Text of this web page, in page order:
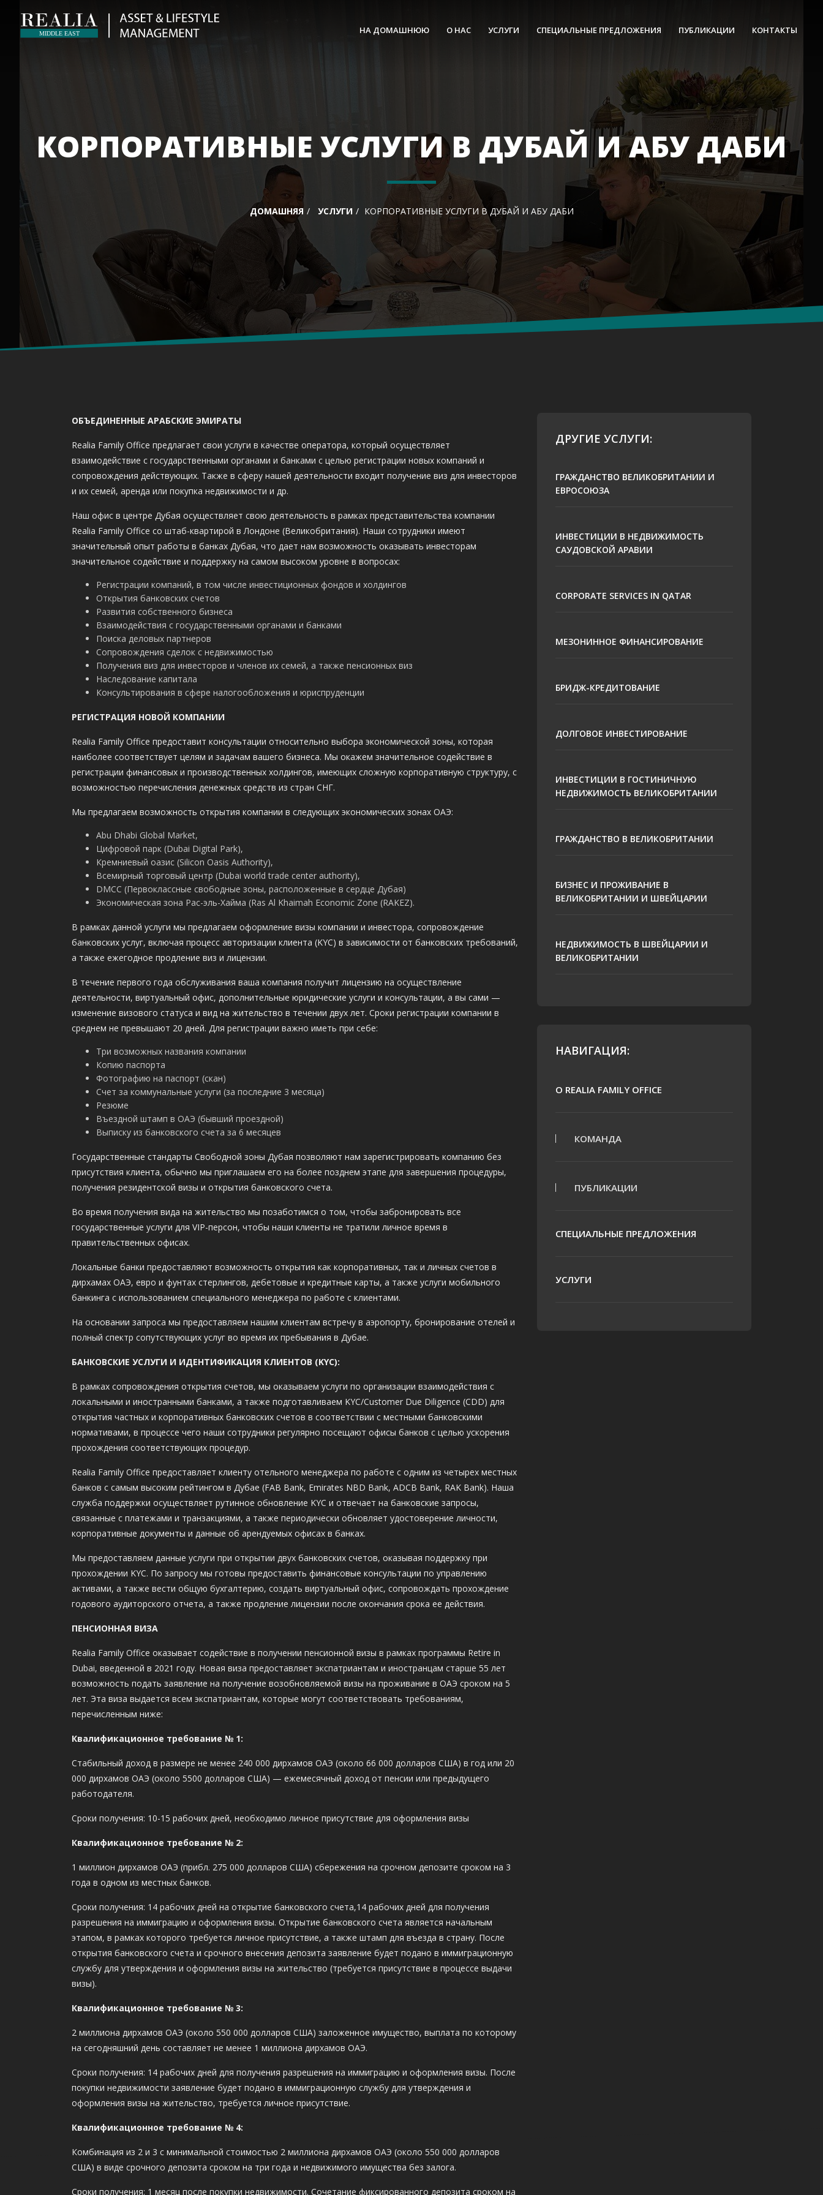
НА ДОМАШНЮЮ О НАС УСЛУГИ СПЕЦИАЛЬНЫЕ ПРЕДЛОЖЕНИЯ ПУБЛИКАЦИИ КОНТАКТЫ
КОРПОРАТИВНЫЕ УСЛУГИ В ДУБАЙ И АБУ ДАБИ
ДОМАШНЯЯ УСЛУГИ КОРПОРАТИВНЫЕ УСЛУГИ В ДУБАЙ И АБУ ДАБИ
ОБЪЕДИНЕННЫЕ АРАБСКИЕ ЭМИРАТЫ
Realia Family Office предлагает свои услуги в качестве оператора, который осуществляет
взаимодействие с государственными органами и банками с целью регистрации новых компаний и
сопровождения действующих. Также в сферу нашей деятельности входит получение виз для инвесторов
и их семей, аренда или покупка недвижимости и др.
Наш офис в центре Дубая осуществляет свою деятельность в рамках представительства компании
Realia Family Office со штаб-квартирой в Лондоне (Великобритания). Наши сотрудники имеют
значительный опыт работы в банках Дубая, что дает нам возможность оказывать инвесторам
значительное содействие и поддержку на самом высоком уровне в вопросах:
Регистрации компаний, в том числе инвестиционных фондов и холдингов
Открытия банковских счетов
Развития собственного бизнеса
Взаимодействия с государственными органами и банками
Поиска деловых партнеров
Сопровождения сделок с недвижимостью
Получения виз для инвесторов и членов их семей, а также пенсионных виз
Наследование капитала
Консультирования в сфере налогообложения и юриспруденции
РЕГИСТРАЦИЯ НОВОЙ КОМПАНИИ
Realia Family Office предоставит консультации относительно выбора экономической зоны, которая
наиболее соответствует целям и задачам вашего бизнеса. Мы окажем значительное содействие в
регистрации финансовых и производственных холдингов, имеющих сложную корпоративную структуру, с
возможностью перечисления денежных средств из стран СНГ.
Мы предлагаем возможность открытия компании в следующих экономических зонах ОАЭ:
Abu Dhabi Global Market,
Цифровой парк (Dubai Digital Park),
Кремниевый оазис (Silicon Oasis Authority),
Всемирный торговый центр (Dubai world trade center authority),
DMCC (Первоклассные свободные зоны, расположенные в сердце Дубая)
Экономическая зона Рас-эль-Хайма (Ras Al Khaimah Economic Zone (RAKEZ).
В рамках данной услуги мы предлагаем оформление визы компании и инвестора, сопровождение
банковских услуг, включая процесс авторизации клиента (KYC) в зависимости от банковских требований,
а также ежегодное продление виз и лицензии.
В течение первого года обслуживания ваша компания получит лицензию на осуществление
деятельности, виртуальный офис, дополнительные юридические услуги и консультации, а вы сами —
изменение визового статуса и вид на жительство в течении двух лет. Сроки регистрации компании в
среднем не превышают 20 дней. Для регистрации важно иметь при себе:
Три возможных названия компании
Копию паспорта
Фотографию на паспорт (скан)
Счет за коммунальные услуги (за последние 3 месяца)
Резюме
Въездной штамп в ОАЭ (бывший проездной)
Выписку из банковского счета за 6 месяцев
Государственные стандарты Свободной зоны Дубая позволяют нам зарегистрировать компанию без
присутствия клиента, обычно мы приглашаем его на более позднем этапе для завершения процедуры,
получения резидентской визы и открытия банковского счета.
Во время получения вида на жительство мы позаботимся о том, чтобы забронировать все
государственные услуги для VIP-персон, чтобы наши клиенты не тратили личное время в
правительственных офисах.
Локальные банки предоставляют возможность открытия как корпоративных, так и личных счетов в
дирхамах ОАЭ, евро и фунтах стерлингов, дебетовые и кредитные карты, а также услуги мобильного
банкинга с использованием специального менеджера по работе с клиентами.
На основании запроса мы предоставляем нашим клиентам встречу в аэропорту, бронирование отелей и
полный спектр сопутствующих услуг во время их пребывания в Дубае.
БАНКОВСКИЕ УСЛУГИ И ИДЕНТИФИКАЦИЯ КЛИЕНТОВ (KYC):
В рамках сопровождения открытия счетов, мы оказываем услуги по организации взаимодействия с
локальными и иностранными банками, а также подготавливаем KYC/Customer Due Diligence (CDD) для
открытия частных и корпоративных банковских счетов в соответствии с местными банковскими
нормативами, в процессе чего наши сотрудники регулярно посещают офисы банков с целью ускорения
прохождения соответствующих процедур.
Realia Family Office предоставляет клиенту отельного менеджера по работе с одним из четырех местных
банков с самым высоким рейтингом в Дубае (FAB Bank, Emirates NBD Bank, ADCB Bank, RAK Bank). Наша
служба поддержки осуществляет рутинное обновление KYC и отвечает на банковские запросы,
связанные с платежами и транзакциями, а также периодически обновляет удостоверение личности,
корпоративные документы и данные об арендуемых офисах в банках.
Мы предоставляем данные услуги при открытии двух банковских счетов, оказывая поддержку при
прохождении KYC. По запросу мы готовы предоставить финансовые консультации по управлению
активами, а также вести общую бухгалтерию, создать виртуальный офис, сопровождать прохождение
годового аудиторского отчета, а также продление лицензии после окончания срока ее действия.
ПЕНСИОННАЯ ВИЗА
Realia Family Office оказывает содействие в получении пенсионной визы в рамках программы Retire in
Dubai, введенной в 2021 году. Новая виза предоставляет экспатриантам и иностранцам старше 55 лет
возможность подать заявление на получение возобновляемой визы на проживание в ОАЭ сроком на 5
лет. Эта виза выдается всем экспатриантам, которые могут соответствовать требованиям,
перечисленным ниже:
Квалификационное требование № 1:
Стабильный доход в размере не менее 240 000 дирхамов ОАЭ (около 66 000 долларов США) в год или 20
000 дирхамов ОАЭ (около 5500 долларов США) — ежемесячный доход от пенсии или предыдущего
работодателя.
Сроки получения: 10-15 рабочих дней, необходимо личное присутствие для оформления визы
Квалификационное требование № 2:
1 миллион дирхамов ОАЭ (прибл. 275 000 долларов США) сбережения на срочном депозите сроком на 3
года в одном из местных банков.
Сроки получения: 14 рабочих дней на открытие банковского счета,14 рабочих дней для получения
разрешения на иммиграцию и оформления визы. Открытие банковского счета является начальным
этапом, в рамках которого требуется личное присутствие, а также штамп для въезда в страну. После
открытия банковского счета и срочного внесения депозита заявление будет подано в иммиграционную
службу для утверждения и оформления визы на жительство (требуется присутствие в процессе выдачи
визы).
Квалификационное требование № 3:
2 миллиона дирхамов ОАЭ (около 550 000 долларов США) заложенное имущество, выплата по которому
на сегодняшний день составляет не менее 1 миллиона дирхамов ОАЭ.
Сроки получения: 14 рабочих дней для получения разрешения на иммиграцию и оформления визы. После
покупки недвижимости заявление будет подано в иммиграционную службу для утверждения и
оформления визы на жительство, требуется личное присутствие.
Квалификационное требование № 4:
Комбинация из 2 и 3 с минимальной стоимостью 2 миллиона дирхамов ОАЭ (около 550 000 долларов
США) в виде срочного депозита сроком на три года и недвижимого имущества без залога.
Сроки получения: 1 месяц после покупки недвижимости. Сочетание фиксированного депозита сроком на
ДРУГИЕ УСЛУГИ:
ГРАЖДАНСТВО ВЕЛИКОБРИТАНИИ И
ЕВРОСОЮЗА
ИНВЕСТИЦИИ В НЕДВИЖИМОСТЬ
САУДОВСКОЙ АРАВИИ
CORPORATE SERVICES IN QATAR
МЕЗОНИННОЕ ФИНАНСИРОВАНИЕ
БРИДЖ-КРЕДИТОВАНИЕ
ДОЛГОВОЕ ИНВЕСТИРОВАНИЕ
ИНВЕСТИЦИИ В ГОСТИНИЧНУЮ
НЕДВИЖИМОСТЬ ВЕЛИКОБРИТАНИИ
ГРАЖДАНСТВО В ВЕЛИКОБРИТАНИИ
БИЗНЕС И ПРОЖИВАНИЕ В
ВЕЛИКОБРИТАНИИ И ШВЕЙЦАРИИ
НЕДВИЖИМОСТЬ В ШВЕЙЦАРИИ И
ВЕЛИКОБРИТАНИИ
НАВИГАЦИЯ:
О REALIA FAMILY OFFICE
КОМАНДА
ПУБЛИКАЦИИ
СПЕЦИАЛЬНЫЕ ПРЕДЛОЖЕНИЯ
УСЛУГИ